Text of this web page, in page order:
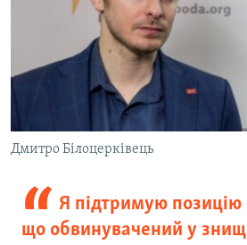
Дмитро Білоцерківець
Я підтримую позицію
що обвинувачений у